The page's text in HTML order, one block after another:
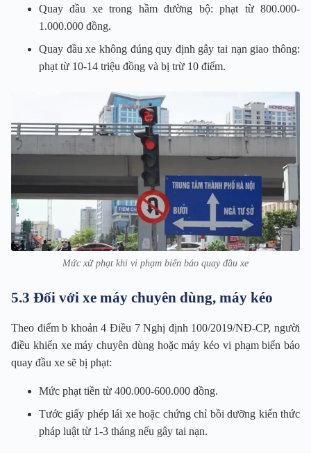
Quay đầu xe trong hầm đường bộ: phạt từ 800.000-
1.000.000 đồng.
Quay đầu xe không đúng quy định gây tai nạn giao thông:
phạt từ 10-14 triệu đồng và bị trừ 10 điểm.
Mức xử phạt khi vi phạm biển báo quay đầu xe
5.3 Đối với xe máy chuyên dùng, máy kéo
Theo điểm b khoản 4 Điều 7 Nghị định 100/2019/NĐ-CP, người
điều khiển xe máy chuyên dùng hoặc máy kéo vi phạm biển báo
quay đầu xe sẽ bị phạt:
Mức phạt tiền từ 400.000-600.000 đồng.
Tước giấy phép lái xe hoặc chứng chỉ bồi dưỡng kiến thức
pháp luật từ 1-3 tháng nếu gây tai nạn.